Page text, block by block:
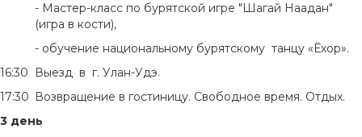
- Мастер-класс по бурятской игре "Шагай Наадан"
(игра в кости),
- обучение национальному бурятскому танцу «Ёхор».
16:30
Выезд в г. Улан-Удэ.
17:30
Возвращение в гостиницу. Свободное время. Отдых.
3 день